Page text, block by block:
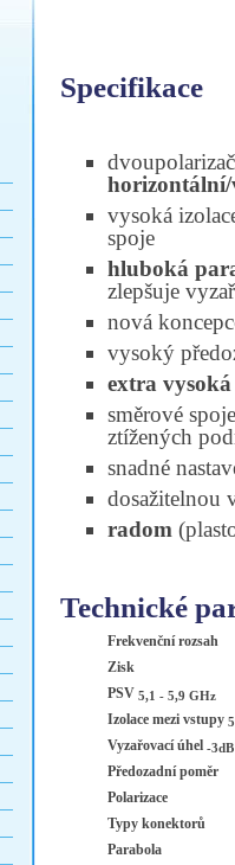
Specifikace
vysoká
spoje
hluboká
zlepšuje
nová
vysoký
extra
směrové
ztížených
snadné
dosažitelnou
radom
Technické
Frekvenční rozsah
Zisk
PSV 5,1 - 5,9 GHz
Izolace mezi vstupy
Vyzařovací úhel -3dB
Předozadní poměr
Polarizace
Typy konektorů
Parabola